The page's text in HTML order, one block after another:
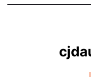
Zum